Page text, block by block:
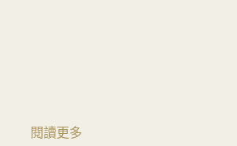
閱讀更多